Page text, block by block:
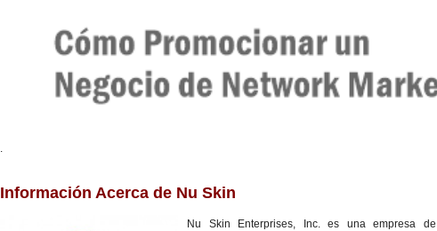
.
Información Acerca de Nu Skin
Nu Skin Enterprises, Inc. es una empresa de